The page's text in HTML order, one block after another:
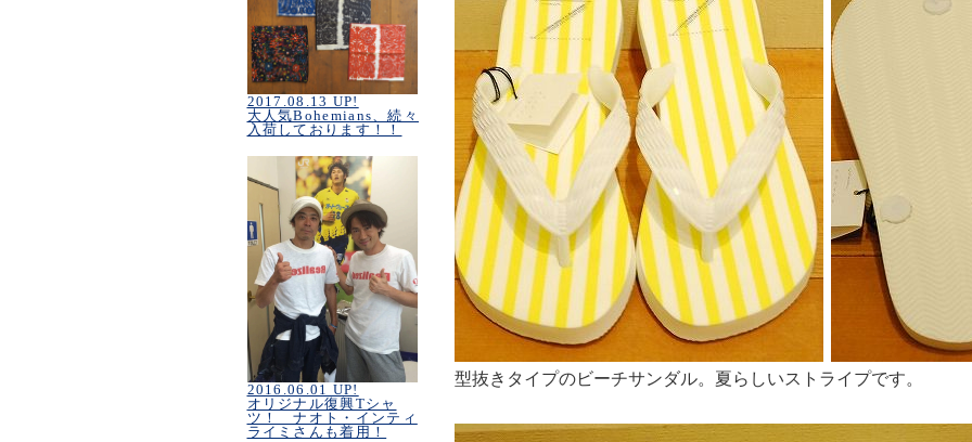
2017.08.13 UP!
大人気Bohemians、続々
入荷しております！！
2016.06.01 UP!
オリジナル復興Tシャ
ツ！ ナオト・インティ
ライミさんも着用！
型抜きタイプのビーチサンダル。夏らしいストライプです。